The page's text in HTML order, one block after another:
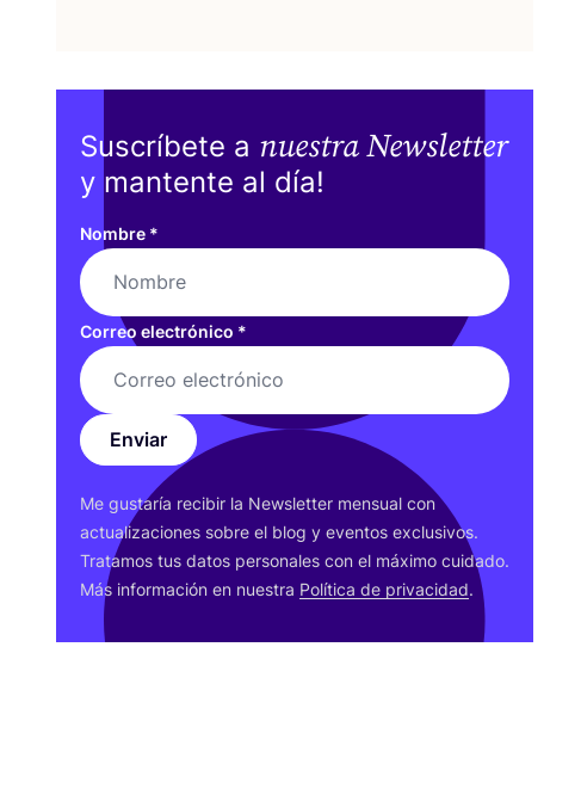
Suscríbete a nuestra Newsletter
y mantente al día!
Nombre *
Correo electrónico *
Enviar
Me gus­ta­ría reci­bir la News­let­ter men­sual con
actua­li­za­cio­nes sobre el blog y even­tos exclu­si­vos.
Tra­ta­mos tus datos per­so­na­les con el máxi­mo cui­da­do.
Más infor­ma­ción en nues­tra Polí­ti­ca de pri­va­ci­dad.